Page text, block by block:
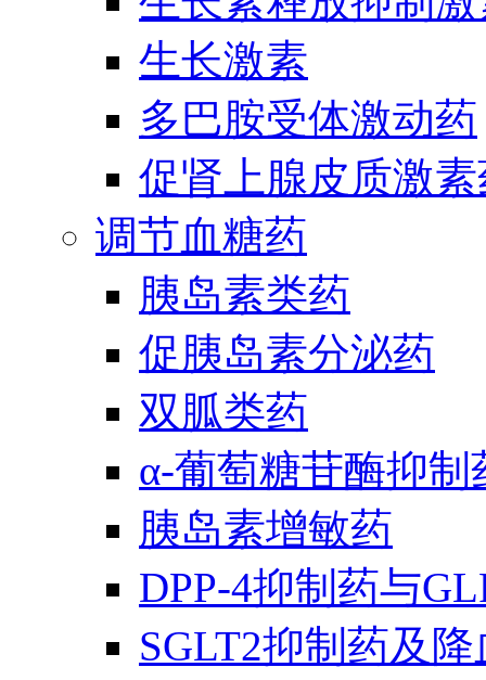
生长激素
多巴胺受体激动药
促肾上腺皮质激
调节血糖药
胰岛素类药
促胰岛素分泌药
双胍类药
α-葡萄糖苷酶抑制
胰岛素增敏药
DPP-4抑制药与
SGLT2抑制药及